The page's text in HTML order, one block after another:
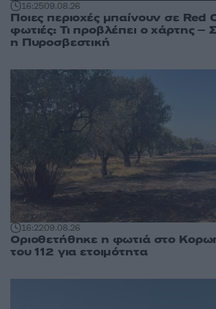
16:2509.08.26
Ποιες περιοχές μπαίνουν σε Red
φωτιές: Τι προβλέπει ο χάρτης –
η Πυροσβεστική
16:2209.08.26
Οριοθετήθηκε η φωτιά στο
του 112 για ετοιμότητα